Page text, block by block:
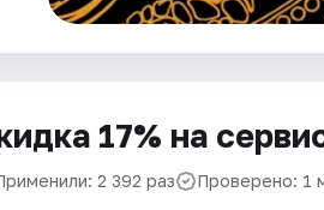
17% на
2 392 раз Проверено: 1